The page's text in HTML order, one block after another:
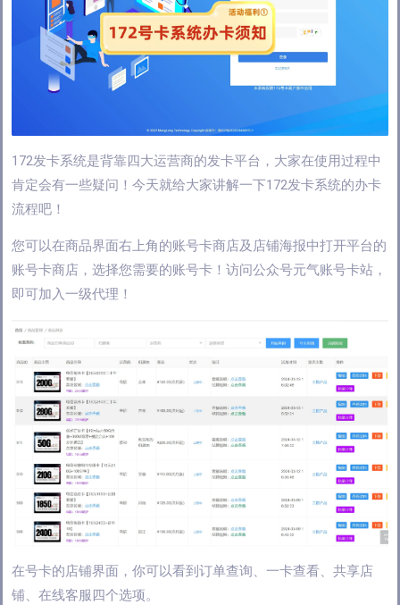
172发卡系统是背靠四大运营商的发卡平台，大家在使用过程中
肯定会有一些疑问！今天就给大家讲解一下172发卡系统的办卡
流程吧！
您可以在商品界面右上角的账号卡商店及店铺海报中打开平台的
账号卡商店，选择您需要的账号卡！访问公众号元气账号卡站，
即可加入一级代理！
在号卡的店铺界面，你可以看到订单查询、一卡查看、共享店
铺、在线客服四个选项。